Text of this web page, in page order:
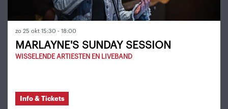
MARLAYNE'S SUNDAY SESSION
WISSELENDE ARTIESTEN EN LIVEBAND
zo 25 okt 15:30 - 18:00
Info & Tickets